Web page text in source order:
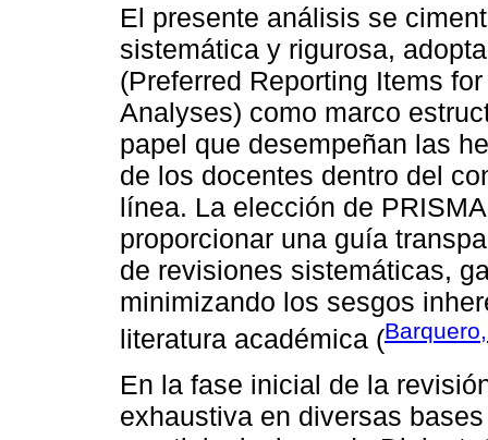
El presente análisis se
sistemática y rigurosa,
(Preferred Reporting Items
Analyses) como marco
papel que desempeñan las
de los docentes dentro del
línea. La elección de
proporcionar una guía
de revisiones sistemáticas,
minimizando los sesgos
literatura académica (
En la fase inicial de la
exhaustiva en diversas